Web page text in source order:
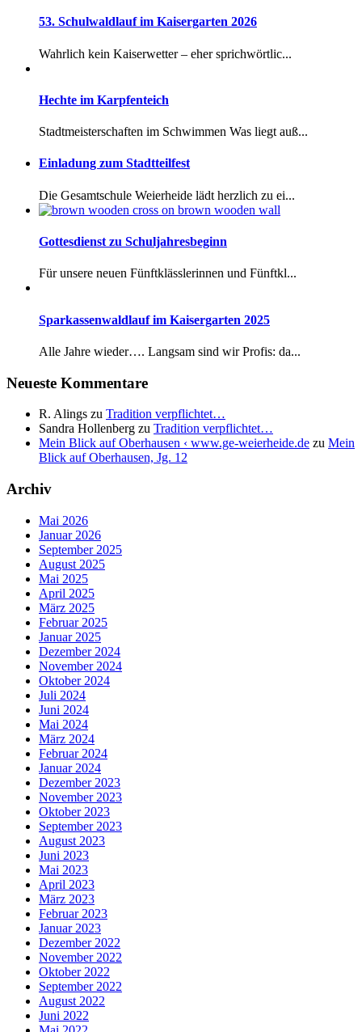
53. Schulwaldlauf im Kaisergarten 2026
Wahrlich kein Kaiserwetter – eher sprichwörtlic...
Hechte im Karpfenteich
Stadtmeisterschaften im Schwimmen Was liegt auß...
Einladung zum Stadtteilfest
Die Gesamtschule Weierheide lädt herzlich zu ei...
Gottesdienst zu Schuljahresbeginn
Für unsere neuen Fünftklässlerinnen und Fünftkl...
Sparkassenwaldlauf im Kaisergarten 2025
Alle Jahre wieder…. Langsam sind wir Profis: da...
Neueste Kommentare
R. Alings zu Tradition verpflichtet…
Sandra Hollenberg zu Tradition verpflichtet…
Mein Blick auf Oberhausen ‹ www.ge-weierheide.de zu Mein
Blick auf Oberhausen, Jg. 12
Archiv
Mai 2026
Januar 2026
September 2025
August 2025
Mai 2025
April 2025
März 2025
Februar 2025
Januar 2025
Dezember 2024
November 2024
Oktober 2024
Juli 2024
Juni 2024
Mai 2024
März 2024
Februar 2024
Januar 2024
Dezember 2023
November 2023
Oktober 2023
September 2023
August 2023
Juni 2023
Mai 2023
April 2023
März 2023
Februar 2023
Januar 2023
Dezember 2022
November 2022
Oktober 2022
September 2022
August 2022
Juni 2022